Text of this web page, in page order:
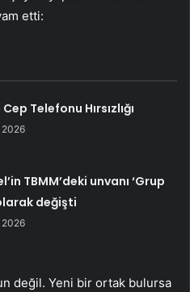
etti:
Telefonu Hırsızlığı
2026
TBMM’deki unvanı ‘Grup
değişti
2026
değil. Yeni bir ortak bulursa